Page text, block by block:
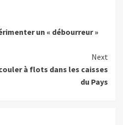
un « débourreur »
Next
à flots dans les caisses
du Pays